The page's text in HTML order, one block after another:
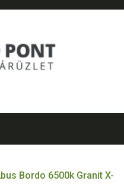
Bordo 6500k Granit X-